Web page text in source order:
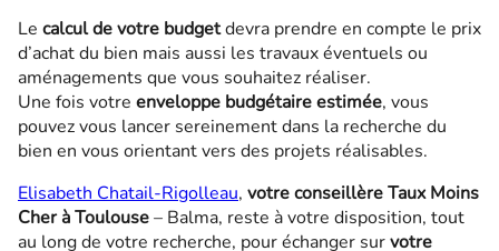
Le calcul de votre budgetdevra prendre en compte le prix
d’achat du bien mais aussi les travaux éventuels ou
aménagements que vous souhaitez réaliser.
Une fois votre enveloppe budgétaire estimée, vous
pouvez vous lancer sereinement dans la recherche du
bien en vous orientant vers des projets réalisables.
Elisabeth Chatail-Rigolleau, votre conseillère Taux Moins
Cher à Toulouse– Balma, reste à votre disposition, tout
au long de votre recherche, pour échanger survotre